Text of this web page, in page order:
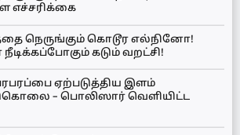
எச்சரிக்கை
நெருங்கும் கொடூர எல்நினோ!
கடும் வறட்சி!
ஏற்படுத்திய இளம்
– பொலிஸார் வெளியிட்ட